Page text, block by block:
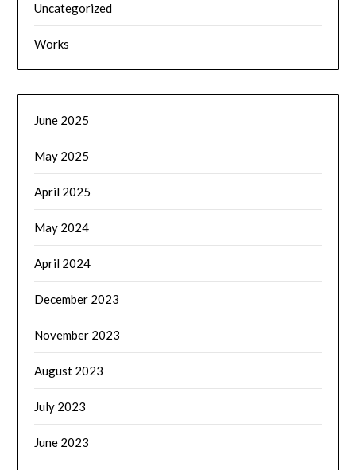
Uncategorized
Works
June 2025
May 2025
April 2025
May 2024
April 2024
December 2023
November 2023
August 2023
July 2023
June 2023